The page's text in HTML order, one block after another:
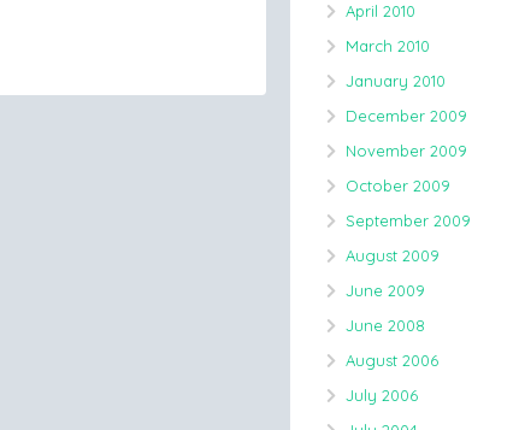
April 2010
March 2010
January 2010
December 2009
November 2009
October 2009
September 2009
August 2009
June 2009
June 2008
August 2006
July 2006